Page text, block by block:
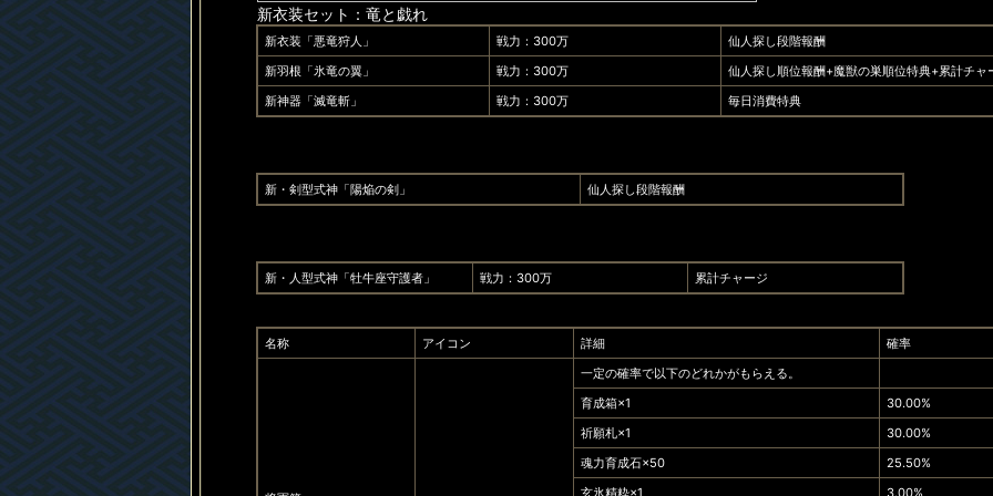
新衣装セット：竜と戯れ
新衣装「悪竜狩人」 戦力：300万
仙人探し段階報酬
新羽根「氷竜の翼」
戦力：300万
仙人探し順位報酬+魔獣の巣順位特典+累計チャ
新神器「滅竜斬」
戦力：300万 毎日消費特典
新・剣型式神「陽焔の剣」 仙人探し段階報酬
新・人型式神「牡牛座守護者」 戦力：300万 累計チャージ
名称 アイコン 詳細 確率
一定の確率で以下のどれかがもらえる。
育成箱×1
30.00%
祈願札×1
30.00%
魂力育成石×50
25.50%
玄氷精粋×1
3.00%